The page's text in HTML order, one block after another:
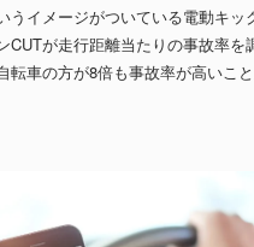
うイメージがついている電動キッ
CUTが走行距離当たりの事故率を
転車の方が8倍も事故率が高いこ